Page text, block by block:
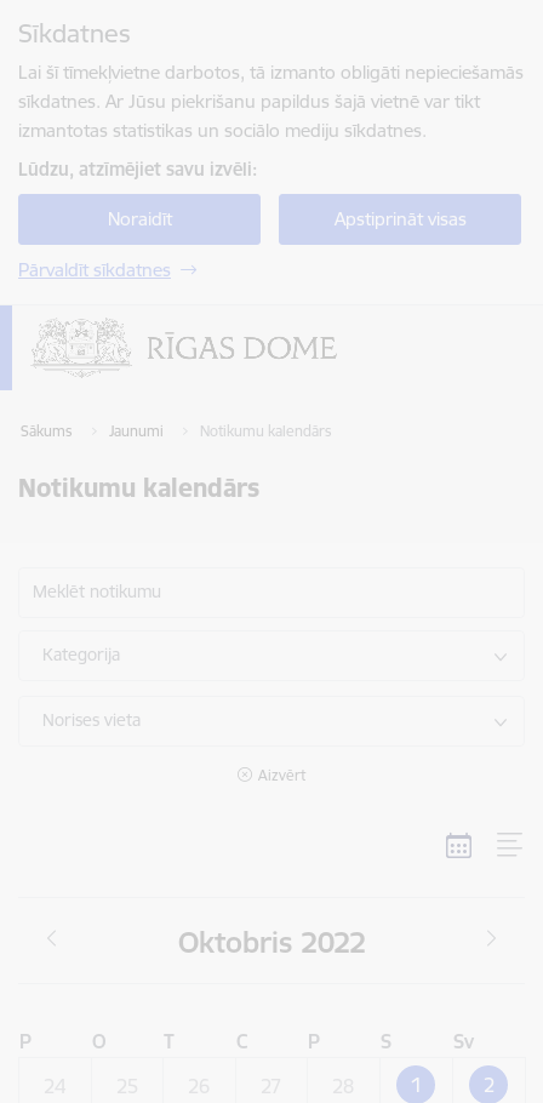
Sīkdatnes
Lai šī tīmekļvietne darbotos, tā izmanto obligāti nepieciešamās
sīkdatnes. Ar Jūsu piekrišanu papildus šajā vietnē var tikt
izmantotas statistikas un sociālo mediju sīkdatnes.
Lūdzu, atzīmējiet savu izvēli:
Noraidīt Apstiprināt visas
Pārvaldīt sīkdatnes
Sākums Jaunumi Notikumu kalendārs
Notikumu kalendārs
Meklēt notikumu
Kategorija
Norises vieta
Aizvērt
Oktobris 2022
P O T C P S
Sv
1 2